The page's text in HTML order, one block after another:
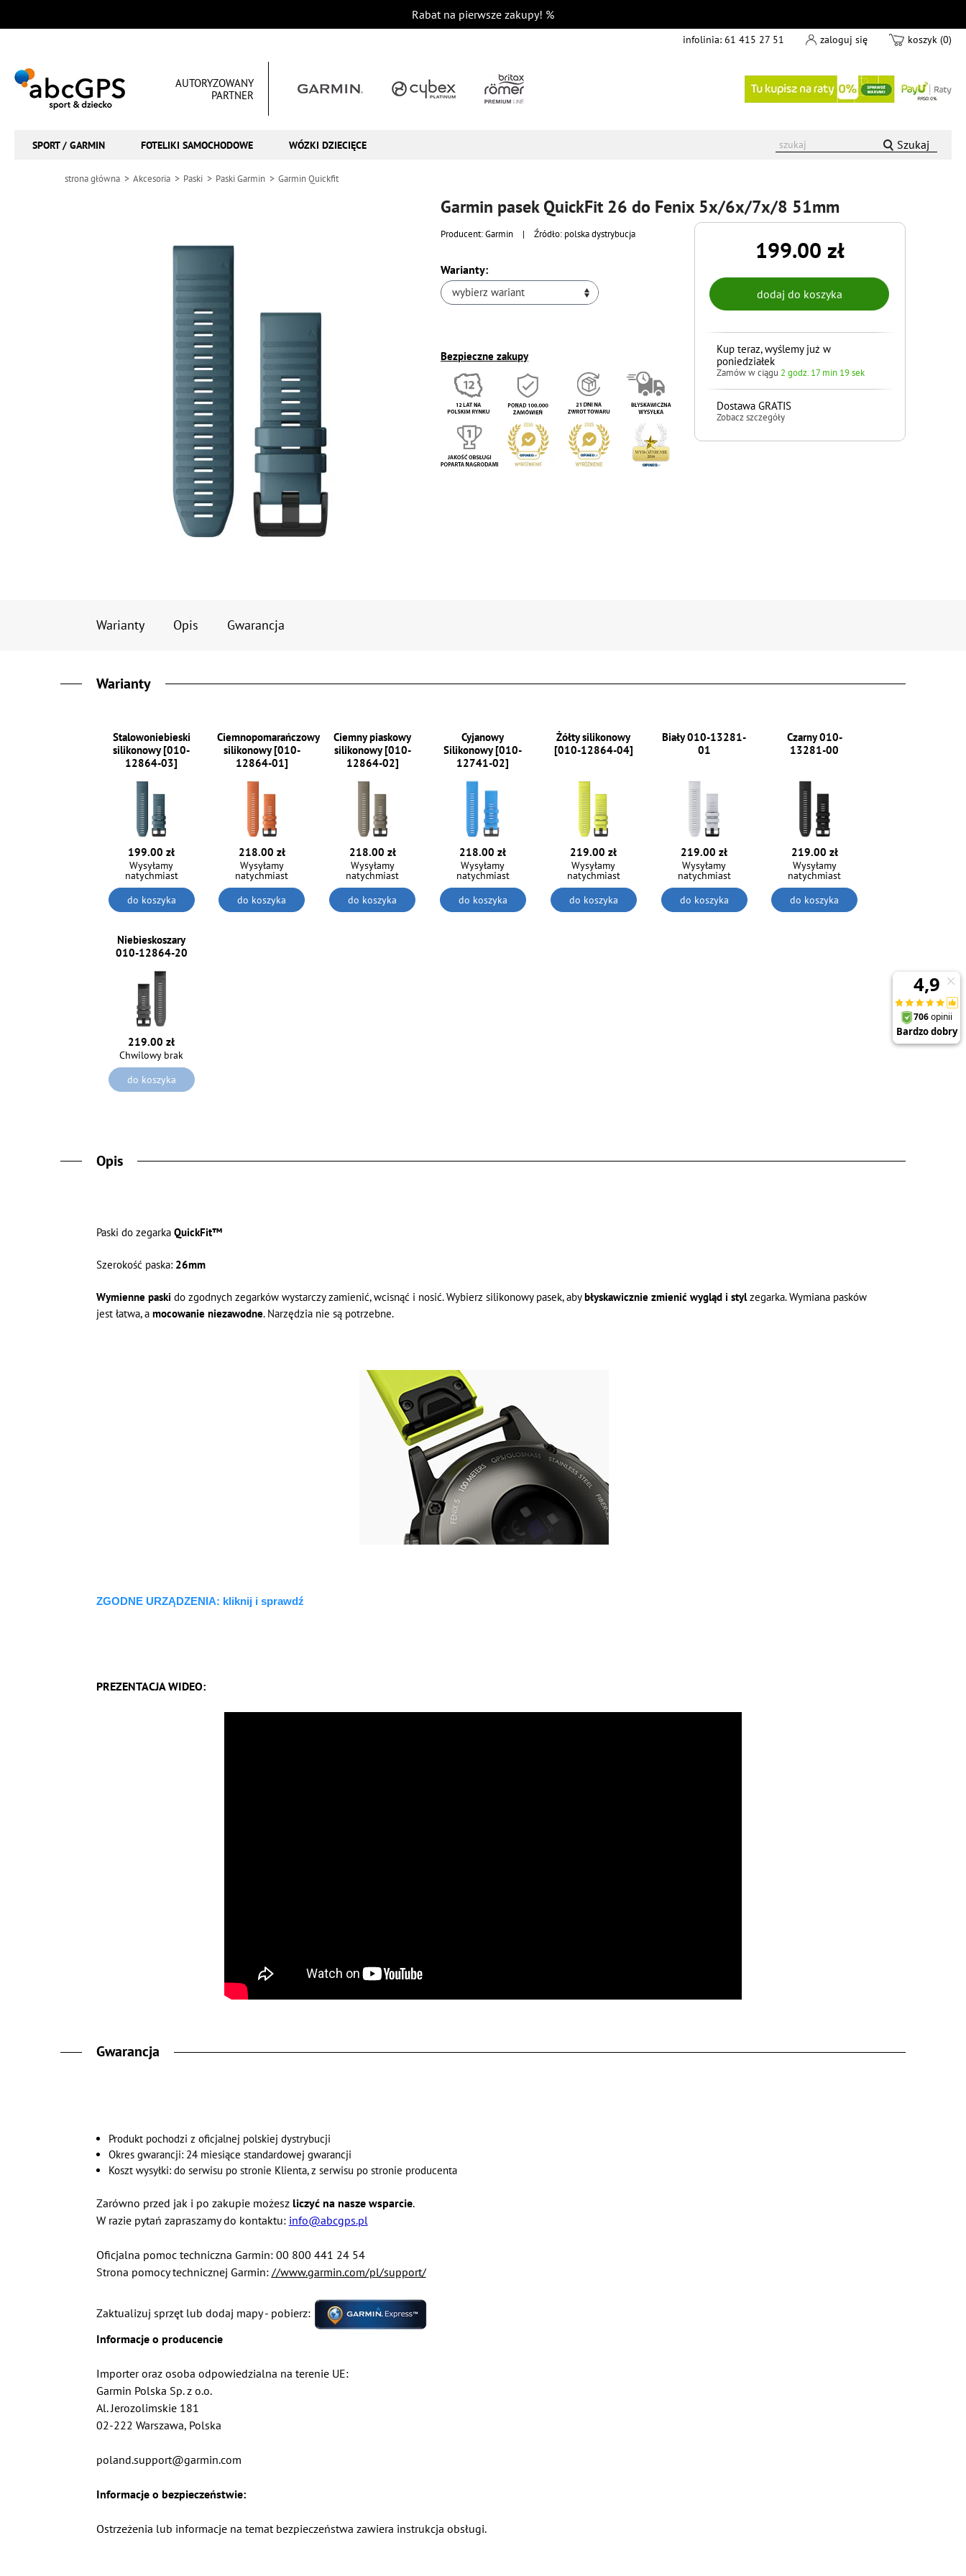
Rabat na pierwsze zakupy! %
infolinia: 61 415 27 51 zaloguj się koszyk (0)
AUTORYZOWANY
PARTNER
SPORT / GARMIN FOTELIKI SAMOCHODOWE WÓZKI DZIECIĘCE Szukaj
strona główna Akcesoria Paski Paski Garmin Garmin Quickfit
Garmin pasek QuickFit 26 do Fenix 5x/6x/7x/8 51mm
Producent:Garmin | Źródło: polska dystrybucja
Warianty:
wybierz wariant
Bezpieczne zakupy
199.00 zł
Kup teraz, wyślemy już w
poniedziałek
Zamów w ciągu 2 godz. 17 min 18 sek
Dostawa GRATIS
Zobacz szczegóły
Warianty Opis Gwarancja
Warianty
Stalowoniebieski
silikonowy [010-
12864-03]
199.00 zł
Wysyłamy
natychmiast
do koszyka
Ciemnopomarańczowy
silikonowy [010-
12864-01]
218.00 zł
Wysyłamy
natychmiast
do koszyka
Ciemny piaskowy
silikonowy [010-
12864-02]
218.00 zł
Wysyłamy
natychmiast
do koszyka
Cyjanowy
Silikonowy [010-
12741-02]
218.00 zł
Wysyłamy
natychmiast
do koszyka
Żółty silikonowy
[010-12864-04]
219.00 zł
Wysyłamy
natychmiast
do koszyka
Biały 010-13281-
01
219.00 zł
Wysyłamy
natychmiast
do koszyka
Czarny 010-
13281-00
219.00 zł
Wysyłamy
natychmiast
do koszyka
Niebieskoszary
010-12864-20
219.00 zł
Chwilowy brak
do koszyka
Opis
Paski do zegarka QuickFit™
Szerokość paska: 26mm
Wymienne paski do zgodnych zegarków wystarczy zamienić, wcisnąć i nosić. Wybierz silikonowy pasek, abybłyskawicznie zmienić wygląd i stylzegarka. Wymiana pasków
jest łatwa, a mocowanie niezawodne. Narzędzia nie są potrzebne.
ZGODNE URZĄDZENIA: kliknij i sprawdź
PREZENTACJA WIDEO:
Gwarancja
Produkt pochodzi z oficjalnej polskiej dystrybucji
Okres gwarancji: 24 miesiące standardowej gwarancji
Koszt wysyłki: do serwisu po stronie Klienta, z serwisu po stronie producenta
Zarówno przed jak i po zakupie możesz liczyć na nasze wsparcie.
W razie pytań zapraszamy do kontaktu: info@abcgps.pl
Oficjalna pomoc techniczna Garmin: 00 800 441 24 54
Strona pomocy technicznej Garmin: //www.garmin.com/pl/support/
Zaktualizuj sprzęt lub dodaj mapy - pobierz:
Informacje o producencie
Importer oraz osoba odpowiedzialna na terenie UE:
Garmin Polska Sp. z o.o.
Al. Jerozolimskie 181
02-222 Warszawa, Polska
poland.support@garmin.com
Informacje o bezpieczeństwie:
Ostrzeżenia lub informacje na temat bezpieczeństwa zawiera instrukcja obsługi.